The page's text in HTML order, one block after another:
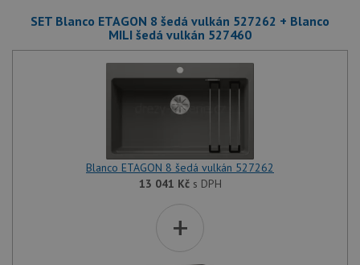
SET Blanco ETAGON 8 šedá vulkán 527262 + Blanco
MILI šedá vulkán 527460
Blanco ETAGON 8 šedá vulkán 527262
13 041 Kčs DPH
+